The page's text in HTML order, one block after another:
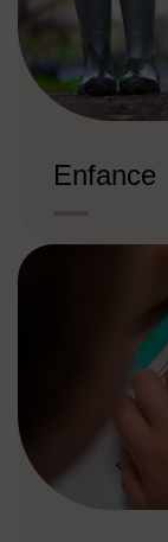
Enfance